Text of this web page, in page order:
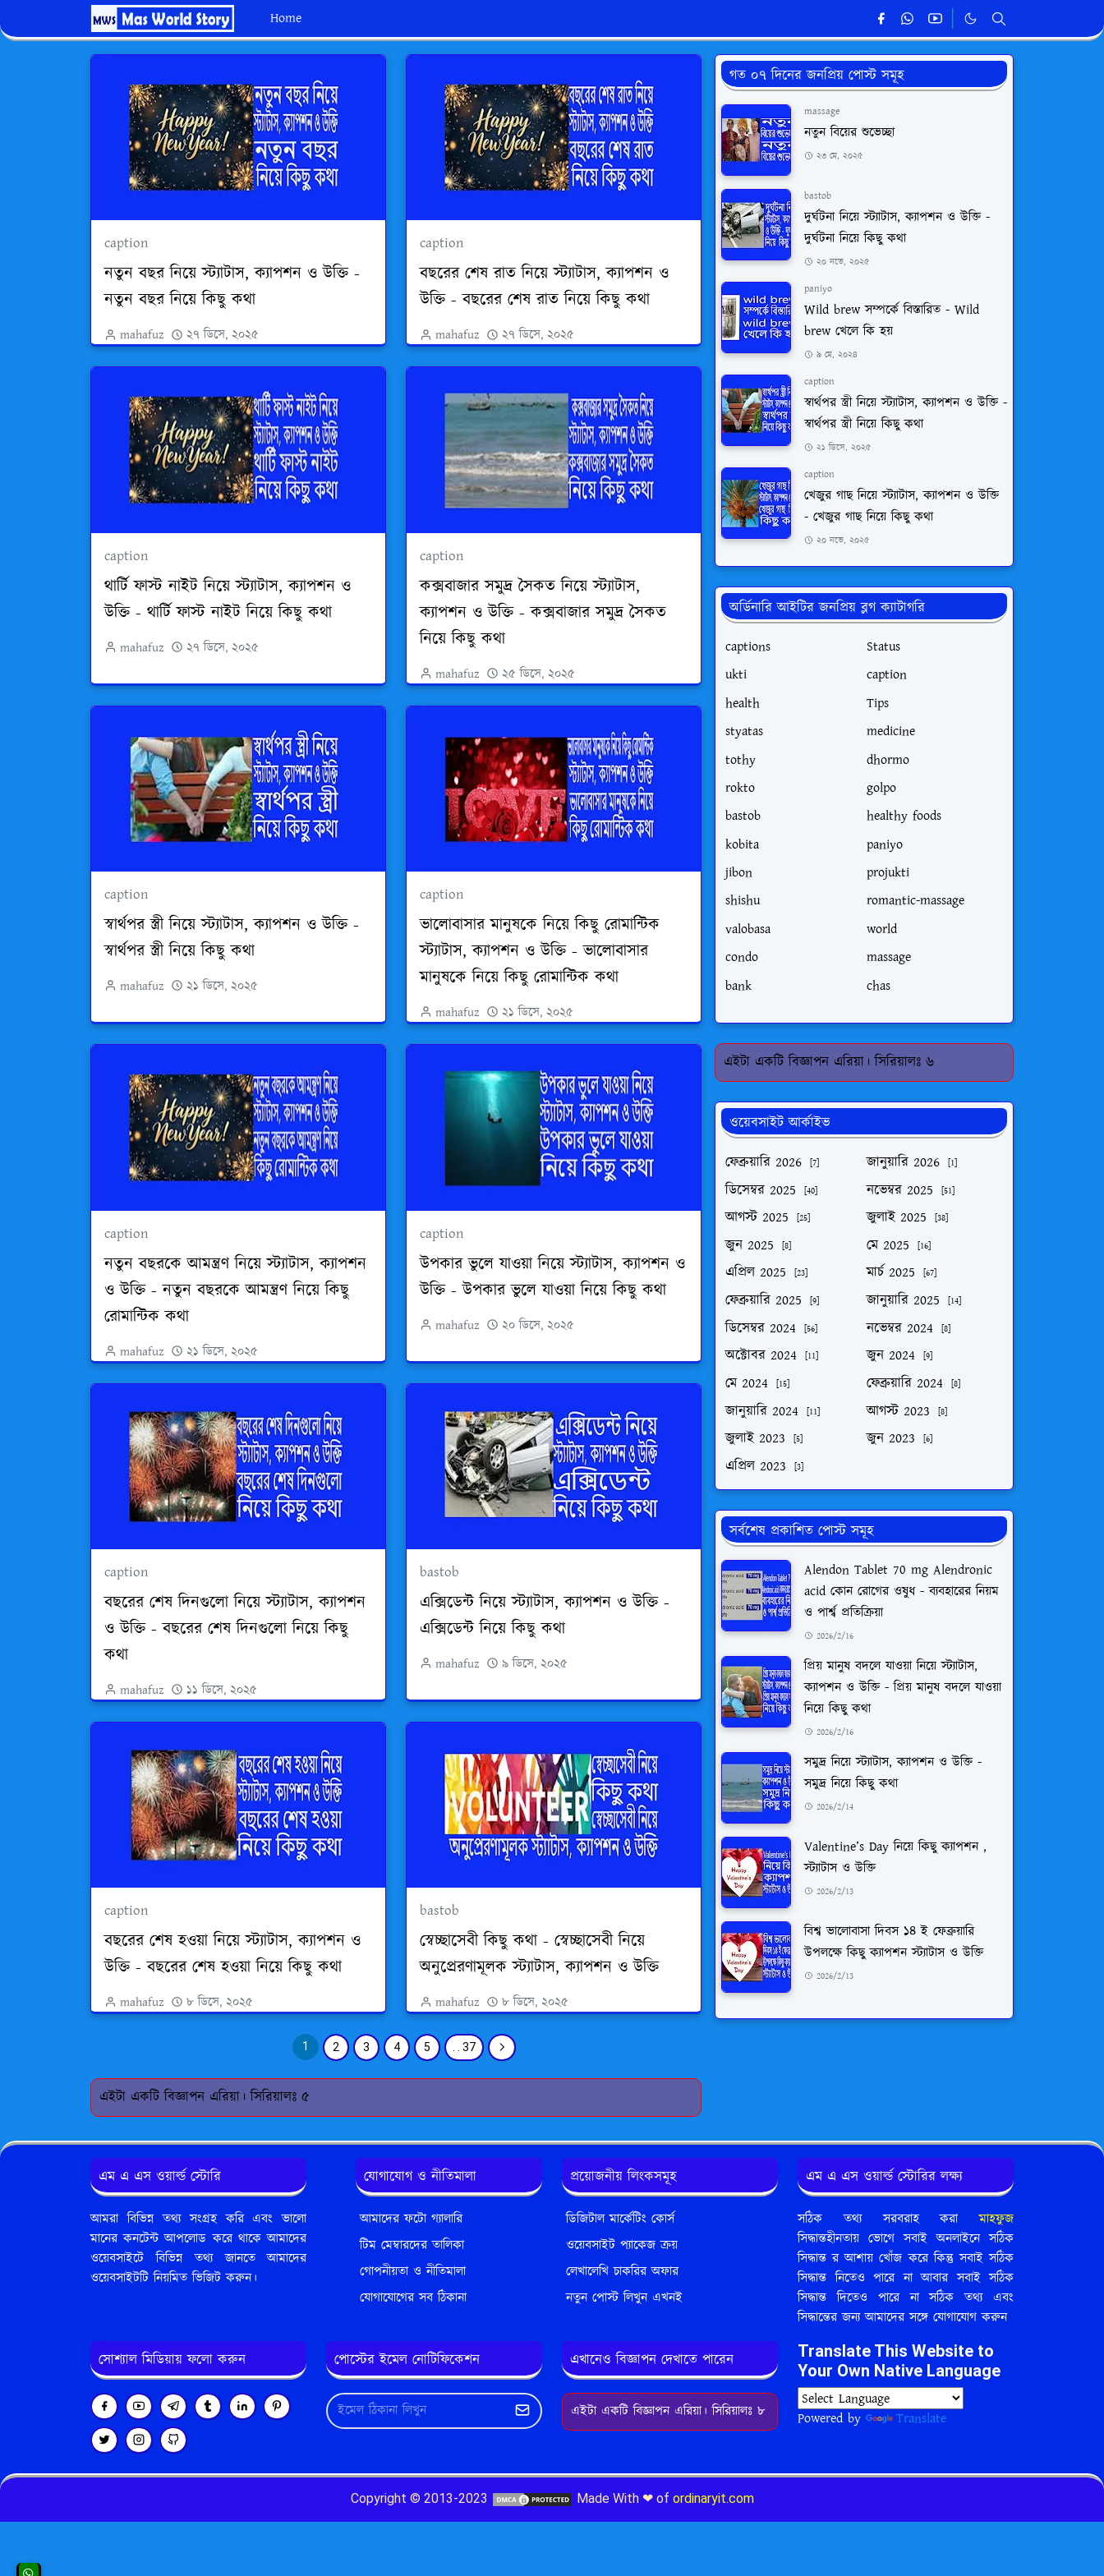
Home
caption
নতুন বছর নিয়ে স্ট্যাটাস, ক্যাপশন ও উক্তি -
নতুন বছর নিয়ে কিছু কথা
mahafuz ২৭ ডিসে, ২০২৫
caption
বছরের শেষ রাত নিয়ে স্ট্যাটাস, ক্যাপশন ও
উক্তি - বছরের শেষ রাত নিয়ে কিছু কথা
mahafuz ২৭ ডিসে, ২০২৫
caption
থার্টি ফাস্ট নাইট নিয়ে স্ট্যাটাস, ক্যাপশন ও
উক্তি - থার্টি ফাস্ট নাইট নিয়ে কিছু কথা
mahafuz ২৭ ডিসে, ২০২৫
caption
কক্সবাজার সমুদ্র সৈকত নিয়ে স্ট্যাটাস,
ক্যাপশন ও উক্তি - কক্সবাজার সমুদ্র সৈকত
নিয়ে কিছু কথা
mahafuz ২৫ ডিসে, ২০২৫
caption
স্বার্থপর স্ত্রী নিয়ে স্ট্যাটাস, ক্যাপশন ও উক্তি -
স্বার্থপর স্ত্রী নিয়ে কিছু কথা
mahafuz ২১ ডিসে, ২০২৫
caption
ভালোবাসার মানুষকে নিয়ে কিছু রোমান্টিক
স্ট্যাটাস, ক্যাপশন ও উক্তি - ভালোবাসার
মানুষকে নিয়ে কিছু রোমান্টিক কথা
mahafuz ২১ ডিসে, ২০২৫
caption
নতুন বছরকে আমন্ত্রণ নিয়ে স্ট্যাটাস, ক্যাপশন
ও উক্তি - নতুন বছরকে আমন্ত্রণ নিয়ে কিছু
রোমান্টিক কথা
mahafuz ২১ ডিসে, ২০২৫
caption
উপকার ভুলে যাওয়া নিয়ে স্ট্যাটাস, ক্যাপশন ও
উক্তি - উপকার ভুলে যাওয়া নিয়ে কিছু কথা
mahafuz ২০ ডিসে, ২০২৫
caption
বছরের শেষ দিনগুলো নিয়ে স্ট্যাটাস, ক্যাপশন
ও উক্তি - বছরের শেষ দিনগুলো নিয়ে কিছু
কথা
mahafuz ১১ ডিসে, ২০২৫
bastob
এক্সিডেন্ট নিয়ে স্ট্যাটাস, ক্যাপশন ও উক্তি -
এক্সিডেন্ট নিয়ে কিছু কথা
mahafuz ৯ ডিসে, ২০২৫
caption
বছরের শেষ হওয়া নিয়ে স্ট্যাটাস, ক্যাপশন ও
উক্তি - বছরের শেষ হওয়া নিয়ে কিছু কথা
mahafuz ৮ ডিসে, ২০২৫
bastob
স্বেচ্ছাসেবী কিছু কথা - স্বেচ্ছাসেবী নিয়ে
অনুপ্রেরণামূলক স্ট্যাটাস, ক্যাপশন ও উক্তি
mahafuz ৮ ডিসে, ২০২৫
1 2 3 4 5 . . 37
এইটা একটি বিজ্ঞাপন এরিয়া। সিরিয়ালঃ ৫
গত ০৭ দিনের জনপ্রিয় পোস্ট সমূহ
massage
নতুন বিয়ের শুভেচ্ছা
২৩ মে, ২০২৫
bastob
দুর্ঘটনা নিয়ে স্ট্যাটাস, ক্যাপশন ও উক্তি -
দুর্ঘটনা নিয়ে কিছু কথা
২০ নভে, ২০২৫
paniyo
Wild brew সম্পর্কে বিস্তারিত - Wild
brew খেলে কি হয়
৯ মে, ২০২৪
caption
স্বার্থপর স্ত্রী নিয়ে স্ট্যাটাস, ক্যাপশন ও উক্তি -
স্বার্থপর স্ত্রী নিয়ে কিছু কথা
২১ ডিসে, ২০২৫
caption
খেজুর গাছ নিয়ে স্ট্যাটাস, ক্যাপশন ও উক্তি
- খেজুর গাছ নিয়ে কিছু কথা
২০ নভে, ২০২৫
অর্ডিনারি আইটির জনপ্রিয় ব্লগ ক্যাটাগরি
captions
Status
ukti
caption
health
Tips
styatas
medicine
tothy
dhormo
rokto
golpo
bastob
healthy foods
kobita
paniyo
jibon
projukti
shishu
romantic-massage
valobasa
world
condo
massage
bank
chas
এইটা একটি বিজ্ঞাপন এরিয়া। সিরিয়ালঃ ৬
ওয়েবসাইট আর্কাইভ
ফেব্রুয়ারি 2026
[7] জানুয়ারি 2026 [1]
ডিসেম্বর 2025 [40] নভেম্বর 2025 [51]
আগস্ট 2025 [25] জুলাই 2025 [38]
জুন 2025 [8] মে 2025 [16]
এপ্রিল 2025 [23] মার্চ 2025 [67]
ফেব্রুয়ারি 2025 [9] জানুয়ারি 2025 [14]
ডিসেম্বর 2024 [56] নভেম্বর 2024 [8]
অক্টোবর 2024 [11] জুন 2024 [9]
মে 2024 [15] ফেব্রুয়ারি 2024 [8]
জানুয়ারি 2024 [11] আগস্ট 2023 [8]
জুলাই 2023 [5] জুন 2023 [6]
এপ্রিল 2023 [3]
সর্বশেষ প্রকাশিত পোস্ট সমূহ
Alendon Tablet 70 mg Alendronic
acid কোন রোগের ওষুধ - ব্যবহারের নিয়ম
ও পার্শ্ব প্রতিক্রিয়া
2026/2/16
প্রিয় মানুষ বদলে যাওয়া নিয়ে স্ট্যাটাস,
ক্যাপশন ও উক্তি - প্রিয় মানুষ বদলে যাওয়া
নিয়ে কিছু কথা
2026/2/16
সমুদ্র নিয়ে স্ট্যাটাস, ক্যাপশন ও উক্তি -
সমুদ্র নিয়ে কিছু কথা
2026/2/14
Valentine’s Day নিয়ে কিছু ক্যাপশন ,
স্ট্যাটাস ও উক্তি
2026/2/13
বিশ্ব ভালোবাসা দিবস ১৪ ই ফেব্রুয়ারি
উপলক্ষে কিছু ক্যাপশন স্ট্যাটাস ও উক্তি
2026/2/13
এম এ এস ওয়ার্ল্ড স্টোরি
আমরা বিভিন্ন তথ্য সংগ্রহ করি এবং ভালো
মানের কনটেন্ট আপলোড করে থাকে আমাদের
ওয়েবসাইটে বিভিন্ন তথ্য জানতে আমাদের
ওয়েবসাইটটি নিয়মিত ভিজিট করুন।
যোগাযোগ ও নীতিমালা
আমাদের ফটো গ্যালারি
টিম মেম্বারদের তালিকা
গোপনীয়তা ও নীতিমালা
যোগাযোগের সব ঠিকানা
প্রয়োজনীয় লিংকসমূহ
ডিজিটাল মার্কেটিং কোর্স
ওয়েবসাইট প্যাকেজ ক্রয়
লেখালেখি চাকরির অফার
নতুন পোস্ট লিখুন এখনই
এম এ এস ওয়ার্ল্ড স্টোরির লক্ষ্য
সঠিক তথ্য সরবরাহ করামাহফুজ
সিদ্ধান্তহীনতায় ভোগে সবাই অনলাইনে সঠিক
সিদ্ধান্ত র আশায় খোঁজ করে কিন্তু সবাই সঠিক
সিদ্ধান্ত নিতেও পারে না আবার সবাই সঠিক
সিদ্ধান্ত দিতেও পারে না সঠিক তথ্য এবং
সিদ্ধান্তের জন্য আমাদের সঙ্গে যোগাযোগ করুন
সোশ্যাল মিডিয়ায় ফলো করুন পোস্টের ইমেল নোটিফিকেশন এখানেও বিজ্ঞাপন দেখাতে পারেন
এইটা একটি বিজ্ঞাপন এরিয়া। সিরিয়ালঃ ৮
Translate This Website to
Your Own Native Language
Powered by Translate
Copyright © 2013-2023 Made With ❤ of ordinaryit.com